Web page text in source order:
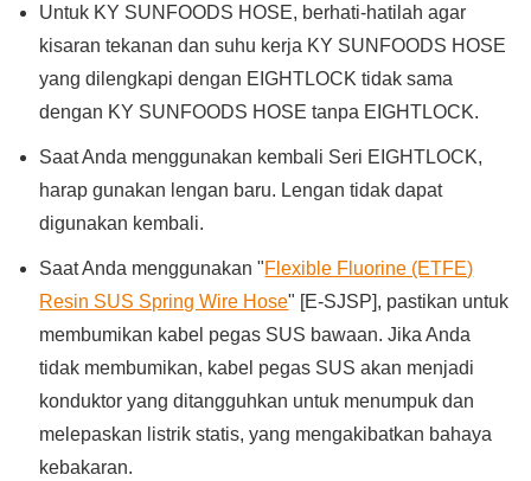
Untuk KY SUNFOODS HOSE, berhati-hatilah agar
kisaran tekanan dan suhu kerja KY SUNFOODS HOSE
yang dilengkapi dengan EIGHTLOCK tidak sama
dengan KY SUNFOODS HOSE tanpa EIGHTLOCK.
Saat Anda menggunakan kembali Seri EIGHTLOCK,
harap gunakan lengan baru. Lengan tidak dapat
digunakan kembali.
Saat Anda menggunakan "Flexible Fluorine (ETFE)
Resin SUS Spring Wire Hose" [E-SJSP], pastikan untuk
membumikan kabel pegas SUS bawaan. Jika Anda
tidak membumikan, kabel pegas SUS akan menjadi
konduktor yang ditangguhkan untuk menumpuk dan
melepaskan listrik statis, yang mengakibatkan bahaya
kebakaran.